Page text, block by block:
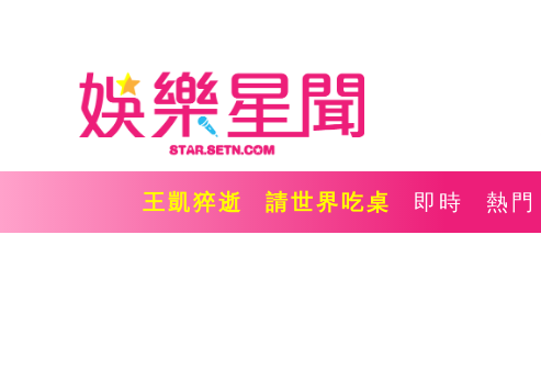
王凱猝逝 請世界吃桌 即時 熱門